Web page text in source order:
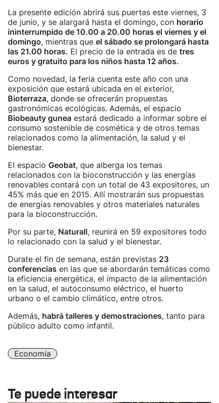
La presente edición abrirá sus puertas este viernes, 3
de junio, y se alargará hasta el domingo, con horario
ininterrumpido de 10.00 a 20.00 horas el viernes y el
domingo, mientras que el sábado se prolongará hasta
las 21.00 horas. El precio de la entrada es de tres
euros y gratuito para los niños hasta 12 años.
Como novedad, la feria cuenta este año con una
exposición que estará ubicada en el exterior,
Bioterraza, donde se ofrecerán propuestas
gastronómicas ecológicas. Además, el espacio
Biobeauty gunea estará dedicado a informar sobre el
consumo sostenible de cosmética y de otros temas
relacionados como la alimentación, la salud y el
bienestar.
El espacio Geobat, que alberga los temas
relacionados con la bioconstrucción y las energías
renovables contará con un total de 43 expositores, un
45% más que en 2015. Allí mostrarán sus propuestas
de energías renovables y otros materiales naturales
para la bioconstrucción.
Por su parte, Naturall, reunirá en 59 expositores todo
lo relacionado con la salud y el bienestar.
Durate el fin de semana, están previstas 23
conferencias en las que se abordarán temáticas como
la eficiencia energética, el impacto de la alimentación
en la salud, el autoconsumo eléctrico, el huerto
urbano o el cambio climático, entre otros.
Además, habrá talleres y demostraciones, tanto para
público adulto como infantil.
Economía
Te puede interesar